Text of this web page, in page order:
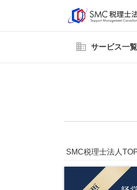
サービス一覧
顧問
【2026年6.7.8.11月開
【2026年9.10.11月開
SMC税理士法人